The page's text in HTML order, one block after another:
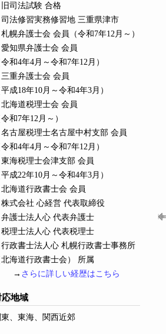
旧司法試験 合格
司法修習実務修習地 三重県津市
札幌弁護士会 会員
（令和7年12月～）
愛知県弁護士会 会員
令和4年4月～令和7年12月）
三重弁護士会 会員
平成18年10月～令和4年3月）
北海道税理士会 会員
令和7年12月～）
名古屋税理士名古屋中村支部 会員
令和4年4月～令和7年12月）
東海税理士会津支部 会員
平成22年10月～令和4年3月）
北海道行政書士会 会員
株式会社 心経営 代表取締役
弁護士法人心 代表弁護士
税理士法人心 代表税理士
行政書士法人心 札幌行政書士事務所
北海道行政書士会） 所属
→ さらに詳しい経歴はこちら
応地域
東、東海、関西近郊